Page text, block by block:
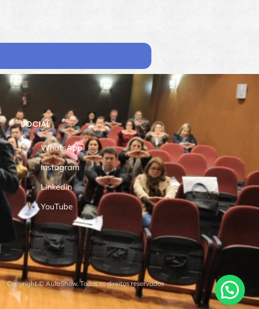
SOCIAL
WhatsApp
Instagram
Linkedin
YouTube
Copyright © AulaShow. Todos os direitos reservados